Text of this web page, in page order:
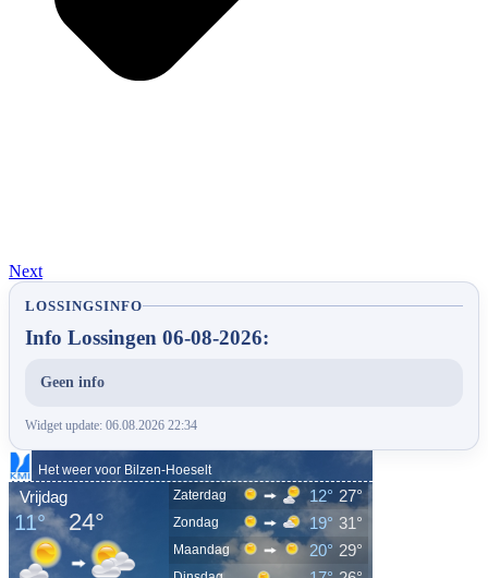
Next
LOSSINGSINFO
Info Lossingen 06-08-2026:
Geen info
Widget update: 06.08.2026 22:34